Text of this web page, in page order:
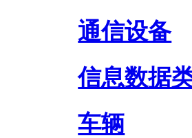
通信设备
信息数据
车辆